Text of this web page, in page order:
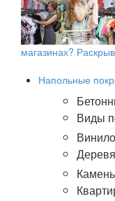
магазинах?
Напольные
Виды